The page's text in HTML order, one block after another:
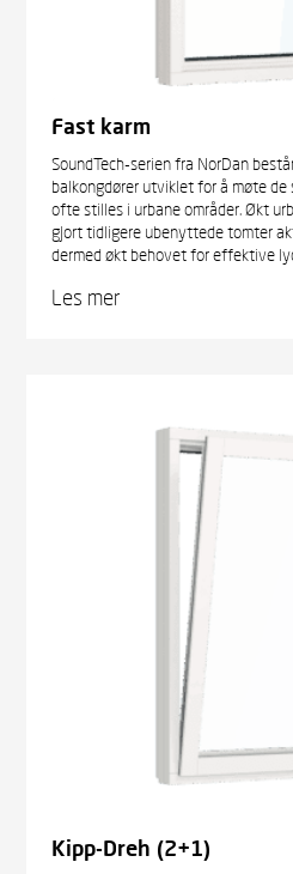
Fast karm
SoundTech-serien fra NorDan
balkongdører utviklet for å møte de
ofte stilles i urbane områder. Økt
gjort tidligere ubenyttede tomter
dermed økt behovet for effektive
Les mer
Kipp-Dreh (2+1)